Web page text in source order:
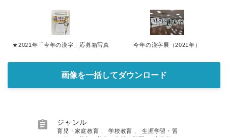
★2021年「今年の漢字」応募箱写真 今年の漢字展（2021年）
画像を一括してダウンロード
 ジャンル
育児・家庭教育 、学校教育 、生涯学習・習